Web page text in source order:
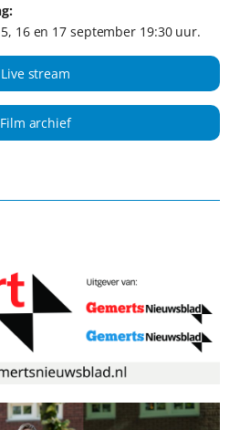
16 en 17 september 19:30 uur.
Live stream
Film archief